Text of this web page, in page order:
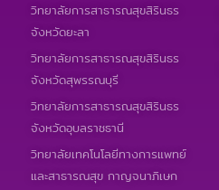
วิทยาลัยการสาธารณสุขสิรินธร
จังหวัดยะลา
วิทยาลัยการสาธารณสุขสิรินธร
จังหวัดสุพรรณบุรี
วิทยาลัยการสาธารณสุขสิรินธร
จังหวัดอุบลราชธานี
วิทยาลัยเทคโนโลยีทางการแพทย์
และสาธารณสุข กาญจนาภิเษก